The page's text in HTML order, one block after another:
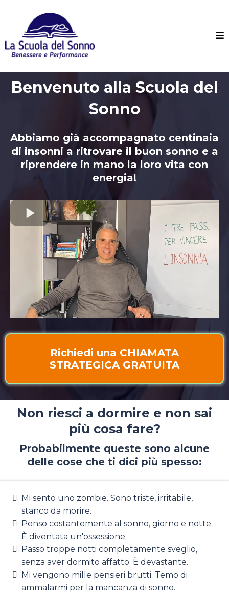
Benvenuto alla Scuola del
Sonno
Abbiamo già accompagnato centinaia
di insonni a ritrovare il buon sonno e a
riprendere in mano la loro vita con
energia!
Richiedi una CHIAMATA
STRATEGICA GRATUITA
Non riesci a dormire e non sai
più cosa fare?
Probabilmente queste sono alcune
delle cose che ti dici più spesso:
Mi sento uno zombie. Sono triste, irritabile,
stanco da morire.
Penso costantemente al sonno, giorno e notte.
È diventata un'ossessione.
Passo troppe notti completamente sveglio,
senza aver dormito affatto. È devastante.
Mi vengono mille pensieri brutti. Temo di
ammalarmi per la mancanza di sonno.